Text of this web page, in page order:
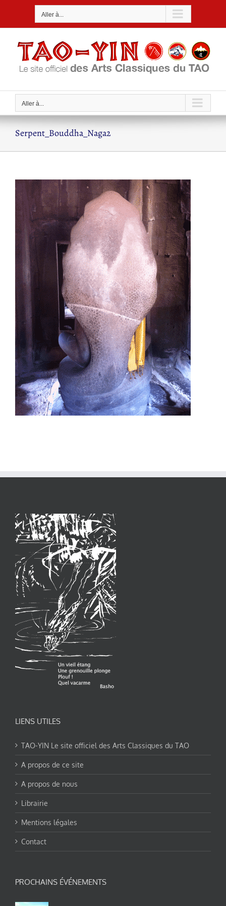
Aller à...
Aller à...
Serpent_Bouddha_Naga2
LIENS UTILES
TAO-YIN Le site officiel des Arts Classiques du TAO
A propos de ce site
A propos de nous
Librairie
Mentions légales
Contact
PROCHAINS ÉVÉNEMENTS